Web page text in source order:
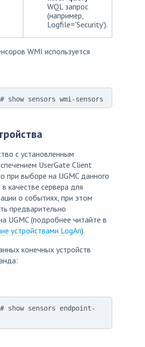
WQL запрос
(например,
Logfile='Security').
WMI используется
show sensors wmi-sensors
с установленным
UserGate Client
при выборе на UGMC данного
качестве сервера для
о событиях, при этом
предварительно
UGMC (подробнее читайте в
устройствами LogAn).
конечных устройств
show sensors endpoint-